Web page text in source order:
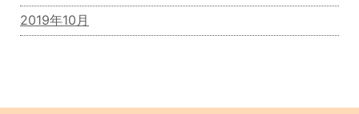
2019年10月